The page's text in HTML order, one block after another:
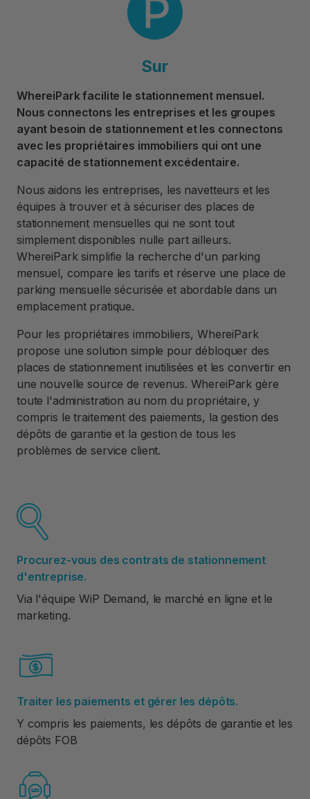
Sur
WhereiPark facilite le stationnement mensuel.
Nous connectons les entreprises et les groupes
ayant besoin de stationnement et les connectons
avec les propriétaires immobiliers qui ont une
capacité de stationnement excédentaire.
Nous aidons les entreprises, les navetteurs et les
équipes à trouver et à sécuriser des places de
stationnement mensuelles qui ne sont tout
simplement disponibles nulle part ailleurs.
WhereiPark simplifie la recherche d'un parking
mensuel, compare les tarifs et réserve une place de
parking mensuelle sécurisée et abordable dans un
emplacement pratique.
Pour les propriétaires immobiliers, WhereiPark
propose une solution simple pour débloquer des
places de stationnement inutilisées et les convertir en
une nouvelle source de revenus. WhereiPark gère
toute l'administration au nom du propriétaire, y
compris le traitement des paiements, la gestion des
dépôts de garantie et la gestion de tous les
problèmes de service client.
Procurez-vous des contrats de stationnement
d'entreprise.
Via l'équipe WiP Demand, le marché en ligne et le
marketing.
Traiter les paiements et gérer les dépôts.
Y compris les paiements, les dépôts de garantie et les
dépôts FOB